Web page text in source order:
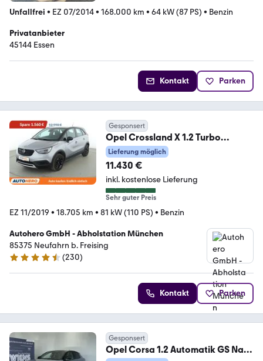
Unfallfrei • EZ 07/2014• 168.000 km • 64 kW (87 PS) • Benzin
Privatanbieter
45144 Essen
Kontakt Parken
Gesponsert
Opel Crossland X 1.2 Turbo
Limited Edition*TEMPO*PDC*
Lieferung möglich
11.430 €
inkl. kostenlose Lieferung
Sehr guter Preis
EZ 11/2019 • 18.705 km • 81 kW (110 PS) • Benzin
Autohero GmbH - Abholstation München
85375 Neufahrn b. Freising
4.4 Sterne
(230)
Kontakt Parken
Gesponsert
Opel Corsa 1.2 Automatik GS Navi,